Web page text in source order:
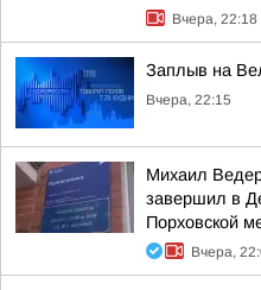
Вчера, 22:18
Заплыв на
Вчера, 22:15
Михаил
завершил в
Порховской
Вчера,